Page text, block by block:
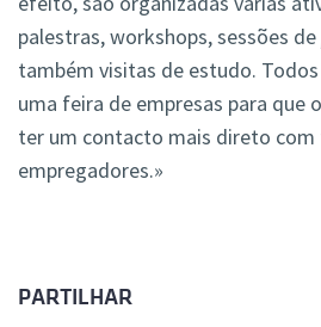
palestras, workshops, sessões de
também visitas de estudo.
uma feira de empresas para que
ter um contacto mais direto
empregadores.»
PARTILHAR